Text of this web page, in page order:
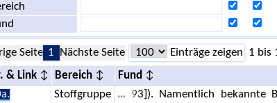
Seite 1 Nächste Seite Einträge zeigen 1 bis
& Link Bereich
Fund
Stoffgruppe
93]). Namentlich bekannte